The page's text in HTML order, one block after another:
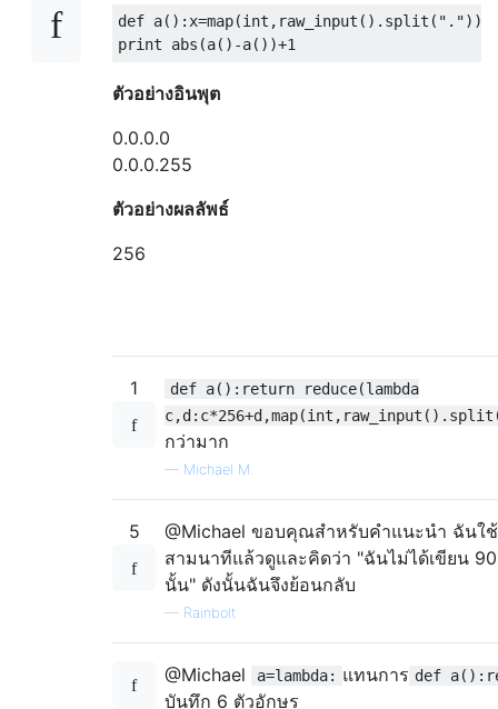
def
ตัวอย่างอินพุต
0.0.0.0
0.0.0.255
ตัวอย่างผลลัพธ์
256
1
def a():return reduce(lambda
กว่ามาก
— Michael M.
5
@Michael ขอบคุณสำหรับคำแนะนำ ฉันใ
สามนาทีแล้วดูและคิดว่า "ฉันไม่ได้เขียน
นั้น" ดังนั้นฉันจึงย้อนกลับ
— Rainbolt
@Michael a=lambda: แทนการ def
บันทึก 6 ตัวอักษร